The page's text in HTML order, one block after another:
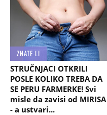
ZNATE LI
STRUČNJACI OTKRILI
POSLE KOLIKO TREBA DA
SE PERU FARMERKE! Svi
misle da zavisi od MIRISA
- a ustvari...